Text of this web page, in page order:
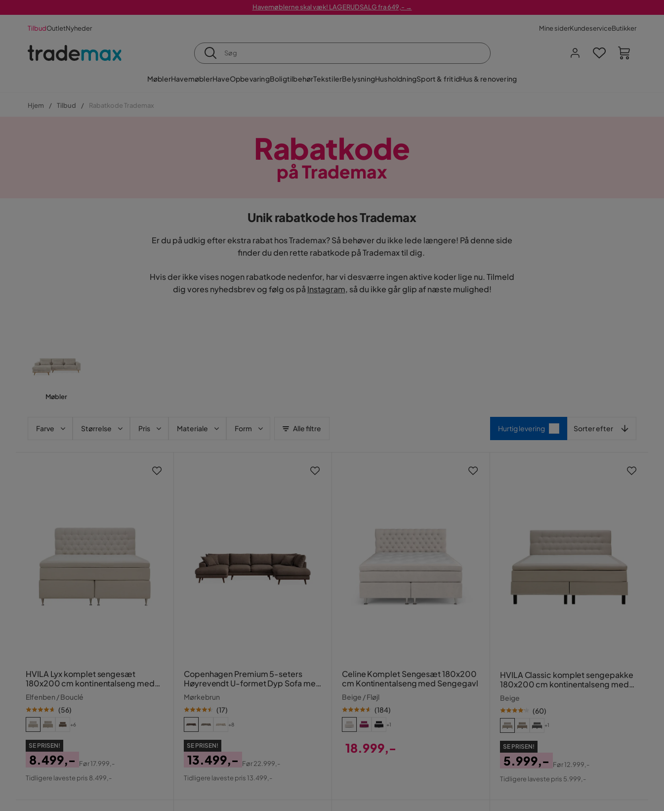
Havemøblerne skal væk! LAGERUDSALG fra 649,- →
TilbudOutletNyheder Mine siderKundeserviceButikker
MøblerHavemøblerHaveOpbevaringBoligtilbehørTekstilerBelysningHusholdningSport & fritidHus & renovering
Hjem Tilbud Rabatkode Trademax
Rabatkode
på Trademax
Unik rabatkode hos Trademax
Er du på udkig efter ekstra rabat hos Trademax? Så behøver du ikke lede længere! På denne side
finder du den rette rabatkode på Trademax til dig.
Hvis der ikke vises nogen rabatkode nedenfor, har vi desværre ingen aktive koder lige nu. Tilmeld
dig vores nyhedsbrev og følg os på Instagram, så du ikke går glip af næste mulighed!
Møbler
Farve Størrelse Pris Materiale Form Alle filtre Hurtig levering Sorter efter
HVILA Lyx komplet sengesæt
180x200 cm kontinentalseng med
knappolstret sengegavl i bouclé
Elfenben / Bouclé
(56)
+6
SE PRISEN!
Pris
8.499,-
Original
Før17.999,-
Tidligere laveste pris 8.499,-
Copenhagen Premium 5-seters
Høyrevendt U-formet Dyp Sofa med
Divan og Sjeselong i Stof
Mørkebrun
(17)
+8
SE PRISEN!
Pris
13.499,-
Original
Før22.999,-
Tidligere laveste pris 13.499,-
Celine Komplet Sengesæt 180x200
cm Kontinentalseng med Sengegavl
Beige / Fløjl
(184)
+1
18.999,-
HVILA Classic komplet sengepakke
180x200 cm kontinentalseng med
diamant-sengegavl
Beige
(60)
+1
SE PRISEN!
Pris
5.999,-
Original
Før12.999,-
Tidligere laveste pris 5.999,-